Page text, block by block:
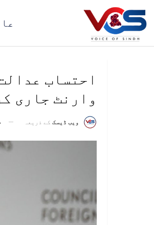
احتساب
وارنٹ جاری
ویب ڈیسک کے ذریعہ